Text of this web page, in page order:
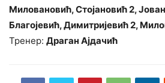
Миловановић, Стојановић 2,
Благојевић, Димитријевић 2,
Тренер: Драган Ајдачић